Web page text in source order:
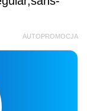
AUTOPROMOCJA